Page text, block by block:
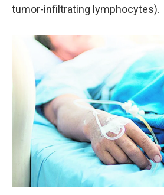
tumor-infiltrating lymphocytes).